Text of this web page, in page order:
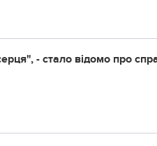
- стало відомо про